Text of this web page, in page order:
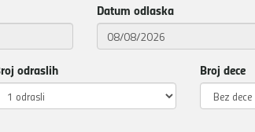
Datum odlaska
odraslih Broj dece